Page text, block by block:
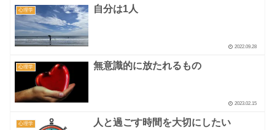
心理学 自分は1人
2022.09.28
心理学 無意識的に放たれるもの
2023.02.15
心理学 人と過ごす時間を大切にしたい